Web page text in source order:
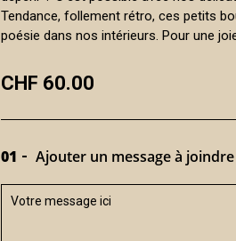
Tendance, follement rétro, ces petits
poésie dans nos intérieurs. Pour une
CHF 60.00
01 Ajouter un message à